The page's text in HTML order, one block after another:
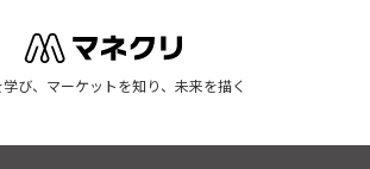
学び、マーケットを知り、未来を描く